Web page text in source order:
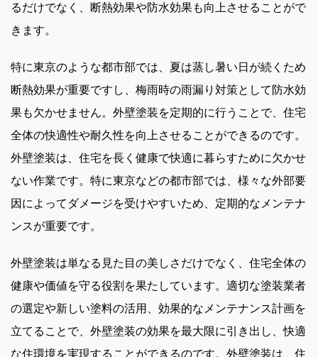
るだけでなく、断熱効果や防水効果も向上させることがで
きます。
特に東京のような都市部では、夏は蒸し暑い日が続くため
断熱効果が重要ですし、梅雨時の雨漏り対策として防水効
果も欠かせません。外壁塗装を定期的に行うことで、住宅
全体の快適性や耐久性を向上させることができるのです。
外壁塗装は、住宅を長く健康で快適に暮らすために欠かせ
ない作業です。特に東京などの都市部では、様々な外部要
因によってダメージを受けやすいため、定期的なメンテナ
ンスが重要です。
外壁塗装は単なる見た目の美しさだけでなく、住宅全体の
健康や価値を守る役割を果たしています。適切な塗装業者
の選定や新しい塗料の活用、効果的なメンテナンス計画を
立てることで、外壁塗装の効果を最大限に引き出し、快適
な住環境を実現することができるのです。外壁塗装は、住